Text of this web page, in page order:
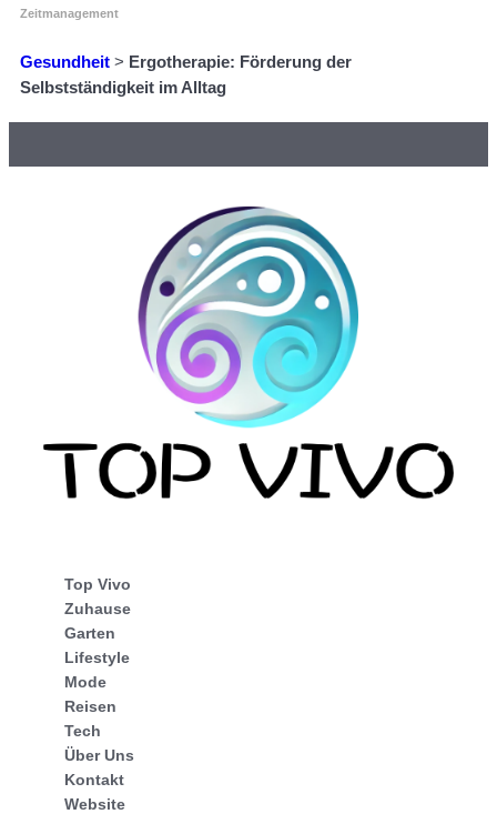
Zeitmanagement
Gesundheit > Ergotherapie: Förderung der
Selbstständigkeit im Alltag
Top Vivo
Zuhause
Garten
Lifestyle
Mode
Reisen
Tech
Über Uns
Kontakt
Website